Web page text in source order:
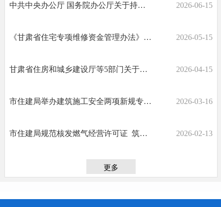
中共中央办公厅 国务院办公厅关于持续推进城市更新行动的意见 2026-06-15
《甘肃省住宅专项维修资金管理办法》政策解读 2026-05-15
甘肃省住房和城乡建设厅等5部门关于规范全省住宅小区公共收益管理的指导意见 2026-04-15
市住建局举办建筑施工安全两项新规专题培训 2026-03-16
市住建局规范核发燃气经营许可证 筑牢行业安全发展基础 2026-02-13
更多